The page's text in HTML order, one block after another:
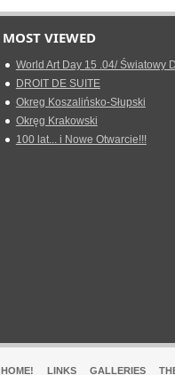
MOST VIEWED
World Art Day 15 .04/ Światowy
DROIT DE SUITE
Okreg Koszalińsko-Słupski
Okręg Krakowski
100 lat... i Nowe Otwarcie!!!
HOME! LINKS GALLERIES